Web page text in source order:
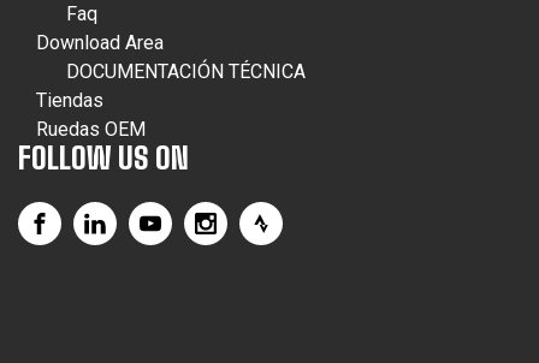
Faq
Download Area
DOCUMENTACIÓN TÉCNICA
Tiendas
Ruedas OEM
FOLLOW US ON